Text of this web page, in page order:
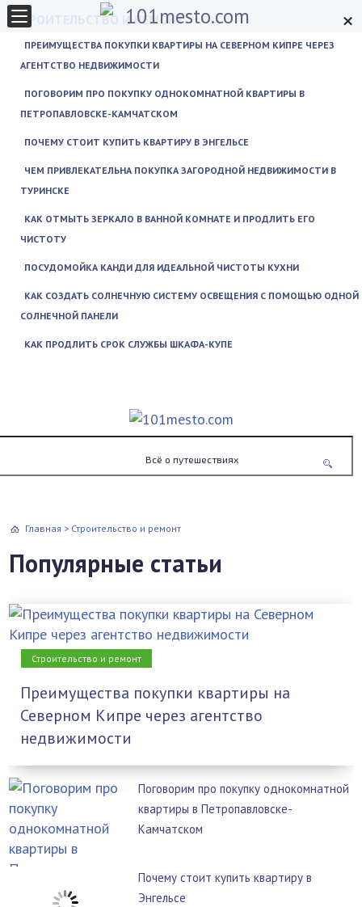
×
СТРОИТЕЛЬСТВО И РЕМОНТ
ПРЕИМУЩЕСТВА ПОКУПКИ КВАРТИРЫ НА СЕВЕРНОМ КИПРЕ ЧЕРЕЗ
АГЕНТСТВО НЕДВИЖИМОСТИ
ПОГОВОРИМ ПРО ПОКУПКУ ОДНОКОМНАТНОЙ КВАРТИРЫ В
ПЕТРОПАВЛОВСКЕ-КАМЧАТСКОМ
ПОЧЕМУ СТОИТ КУПИТЬ КВАРТИРУ В ЭНГЕЛЬСЕ
ЧЕМ ПРИВЛЕКАТЕЛЬНА ПОКУПКА ЗАГОРОДНОЙ НЕДВИЖИМОСТИ В
ТУРИНСКЕ
КАК ОТМЫТЬ ЗЕРКАЛО В ВАННОЙ КОМНАТЕ И ПРОДЛИТЬ ЕГО
ЧИСТОТУ
ПОСУДОМОЙКА КАНДИ ДЛЯ ИДЕАЛЬНОЙ ЧИСТОТЫ КУХНИ
КАК СОЗДАТЬ СОЛНЕЧНУЮ СИСТЕМУ ОСВЕЩЕНИЯ С ПОМОЩЬЮ ОДНОЙ
СОЛНЕЧНОЙ ПАНЕЛИ
КАК ПРОДЛИТЬ СРОК СЛУЖБЫ ШКАФА-КУПЕ
Всё о путешествиях
Главная > Строительство и ремонт
Популярные статьи
Строительство и ремонт
Преимущества покупки квартиры на
Северном Кипре через агентство
недвижимости
Поговорим про покупку однокомнатной
квартиры в Петропавловске-
Камчатском
Почему стоит купить квартиру в
Энгельсе